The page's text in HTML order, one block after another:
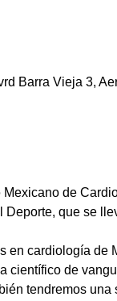
Barra Vieja 3,
de
que se
en cardiología
científico de
tendremos